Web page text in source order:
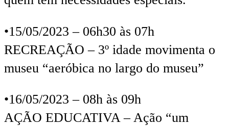
•15/05/2023 – 06h30 às 07h
RECREAÇÃO – 3º idade movimenta o
museu “aeróbica no largo do museu”
•16/05/2023 – 08h às 09h
AÇÃO EDUCATIVA – Ação “um